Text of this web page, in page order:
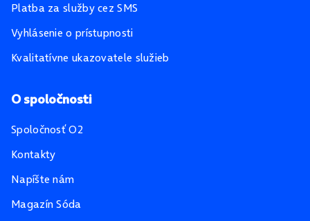
Platba za služby cez SMS
Vyhlásenie o prístupnosti
Kvalitatívne ukazovatele služieb
O spoločnosti
Spoločnosť O2
Kontakty
Napíšte nám
Magazín Sóda